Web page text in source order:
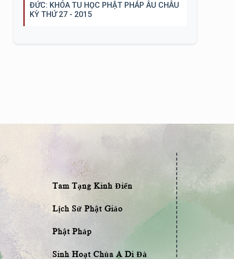
ĐỨC: KHÓA TU HỌC PHẬT PHÁP ÂU CHÂU
KỲ THỨ 27 - 2015
Tam Tạng Kinh Điển
Lịch Sử Phật Giáo
Phật Pháp
Sinh Hoạt Chùa A Di Đà